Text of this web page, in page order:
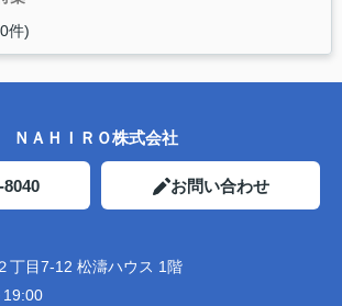
件)
ＮＡＨＩＲＯ株式会社
8040 お問い合わせ
丁目7-12 松濤ハウス 1階
19:00